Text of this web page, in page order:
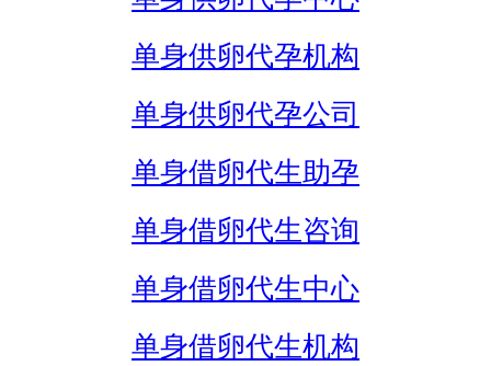
单身供卵代孕机构
单身供卵代孕公司
单身借卵代生助孕
单身借卵代生咨询
单身借卵代生中心
单身借卵代生机构